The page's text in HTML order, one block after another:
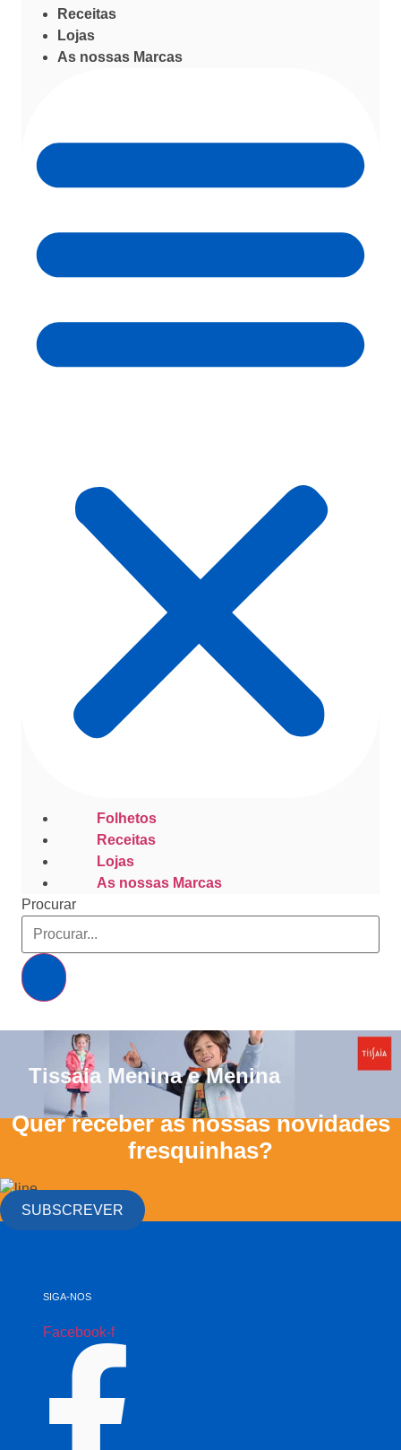
Receitas
Lojas
As nossas Marcas
Folhetos
Receitas
Lojas
As nossas Marcas
Procurar
Tissaia Menina e Menina
Quer receber as nossas novidades
fresquinhas?
SUBSCREVER
SIGA-NOS
Facebook-f